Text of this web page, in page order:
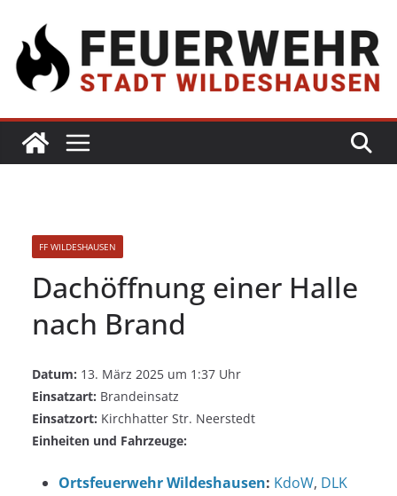
FF WILDESHAUSEN
Dachöffnung einer Halle
nach Brand
Datum: 13. März 2025 um 1:37 Uhr
Einsatzart: Brandeinsatz
Einsatzort: Kirchhatter Str. Neerstedt
Einheiten und Fahrzeuge:
Ortsfeuerwehr Wildeshausen: KdoW, DLK